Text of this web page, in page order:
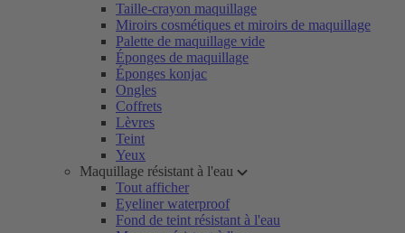
Taille-crayon maquillage
Miroirs cosmétiques et miroirs de maquillage
Palette de maquillage vide
Éponges de maquillage
Éponges konjac
Ongles
Coffrets
Lèvres
Teint
Yeux
Maquillage résistant à l'eau
Tout afficher
Eyeliner waterproof
Fond de teint résistant à l'eau